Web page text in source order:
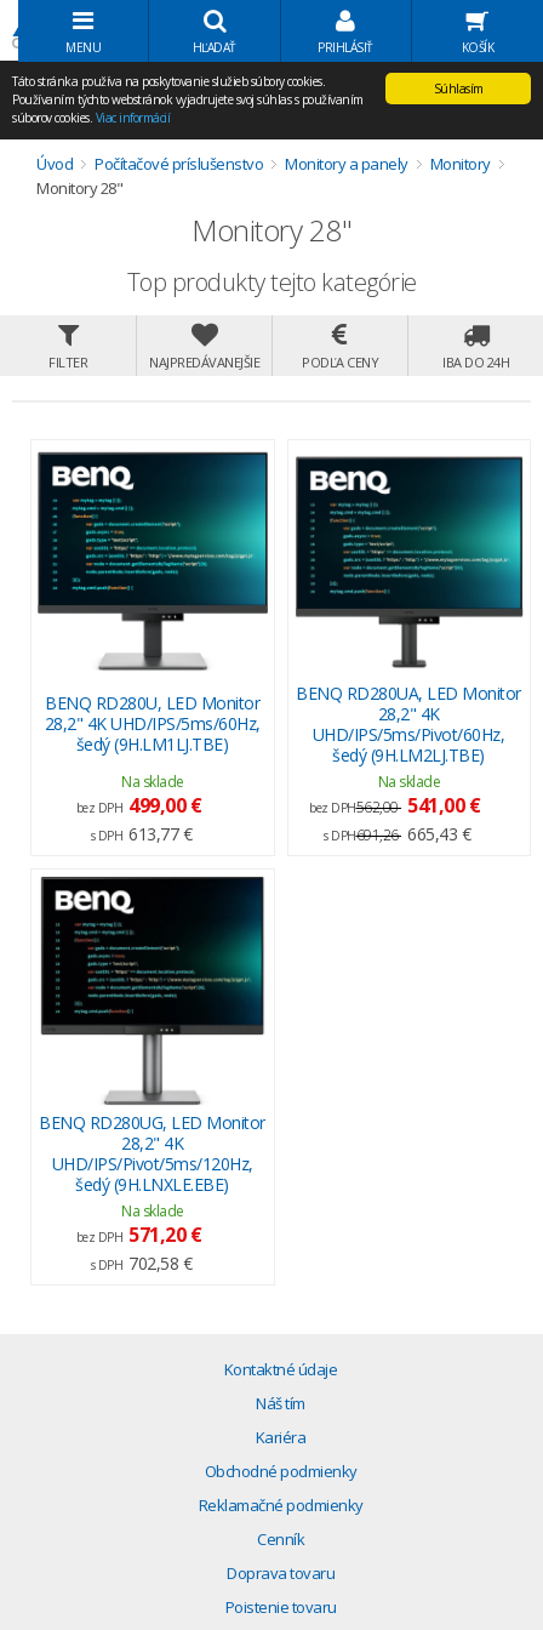
Volať Agem
MENU HĽADAŤ PRIHLÁSIŤ KOŠÍK
Súhlasím
Táto stránka používa na poskytovanie služieb súbory cookies.
Používaním týchto webstránok vyjadrujete svoj súhlas s používaním
súborov cookies. Viac informácií
Úvod Počítačové príslušenstvo Monitory a panely
Monitory
Monitory 28"
Monitory 28"
Top produkty tejto kategórie
FILTER NAJPREDÁVANEJŠIE PODĽA CENY IBA DO 24H
BENQ RD280U, LED Monitor
28,2" 4K UHD/IPS/5ms/60Hz,
šedý (9H.LM1LJ.TBE)
Na sklade
bez DPH 499,00 €
s DPH 613,77 €
BENQ RD280UA, LED Monitor
28,2" 4K
UHD/IPS/5ms/Pivot/60Hz,
šedý (9H.LM2LJ.TBE)
Na sklade
bez DPH562,00 541,00 €
s DPH691,26 665,43 €
BENQ RD280UG, LED Monitor
28,2" 4K
UHD/IPS/Pivot/5ms/120Hz,
šedý (9H.LNXLE.EBE)
Na sklade
bez DPH 571,20 €
s DPH 702,58 €
Kontaktné údaje
Náš tím
Kariéra
Obchodné podmienky
Reklamačné podmienky
Cenník
Doprava tovaru
Poistenie tovaru